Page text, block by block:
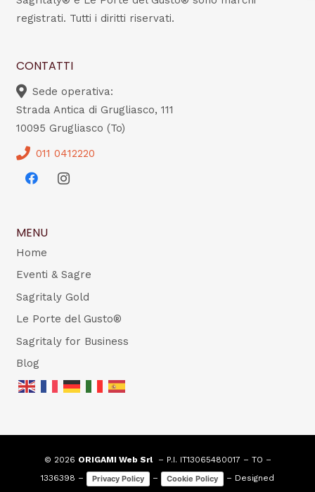
registrati. Tutti i diritti riservati.
CONTATTI
Sede operativa:
Strada Antica di Grugliasco, 111
10095 Grugliasco (To)
011 0412220
MENU
Home
Eventi & Sagre
Sagritaly Gold
Le Porte del Gusto®
Sagritaly for Business
Blog
© 2026 ORIGAMI Web Srl– P.I. IT13065480017 – TO –
1336398 –
Privacy Policy – Cookie Policy
– Designed